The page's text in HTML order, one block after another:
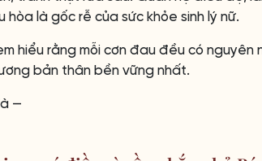
là gốc rễ của sức khỏe sinh lý nữ.
hiểu rằng mỗi cơn đau đều có nguyên
bản thân bền vững nhất.
—